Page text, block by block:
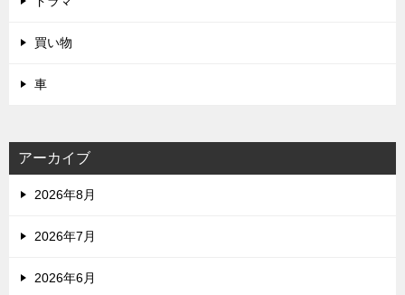
買い物
車
アーカイブ
2026年8月
2026年7月
2026年6月